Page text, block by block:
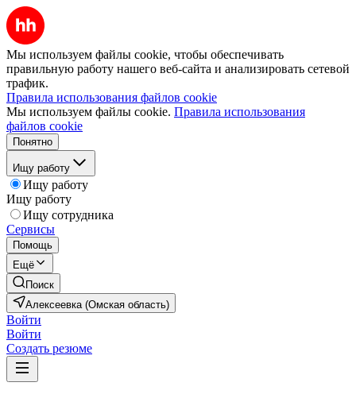
Мы используем файлы cookie, чтобы обеспечивать
правильную работу нашего веб-сайта и анализировать сетевой
трафик.
Правила использования файлов cookie
Мы используем файлы cookie. Правила использования
файлов cookie
Понятно
Ищу работу
Ищу работу
Ищу работу
Ищу сотрудника
Сервисы
Помощь
Ещё
Поиск
Алексеевка (Омская область)
Войти
Войти
Создать резюме